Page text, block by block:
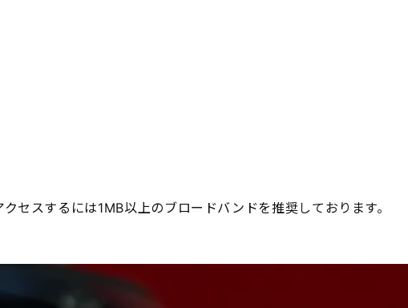
セスするには1MB以上のブロードバンドを推奨しております。